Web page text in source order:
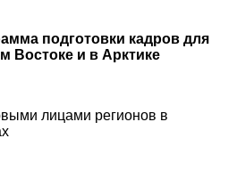
подготовки кадров для
Востоке и в Арктике
лицами регионов в